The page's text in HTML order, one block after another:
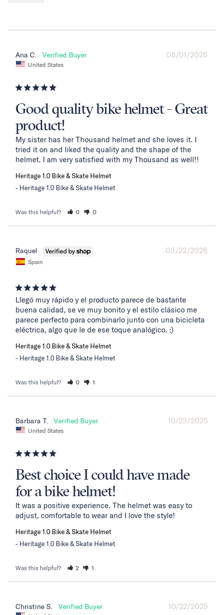
08/01/2026
Ana C.
United States
Good quality bike helmet - Great
product!
My sister has her Thousand helmet and she loves it. I
tried it on and liked the quality and the shape of the
helmet. I am very satisfied with my Thousand as well!!
Heritage 1.0 Bike & Skate Helmet
Heritage 1.0 Bike & Skate Helmet
Was this helpful? 0 0
03/22/2026
Raquel
Spain
Llegó muy rápido y el producto parece de bastante
buena calidad, se ve muy bonito y el estilo clásico me
parece perfecto para combinarlo junto con una bicicleta
eléctrica, algo que le de ese toque analógico. :)
Heritage 1.0 Bike & Skate Helmet
Heritage 1.0 Bike & Skate Helmet
Was this helpful? 0 1
10/23/2025
Barbara T.
United States
Best choice I could have made
for a bike helmet!
It was a positive experience. The helmet was easy to
adjust, comfortable to wear and I love the style!
Heritage 1.0 Bike & Skate Helmet
Heritage 1.0 Bike & Skate Helmet
Was this helpful? 2 1
10/22/2025
Christine S.